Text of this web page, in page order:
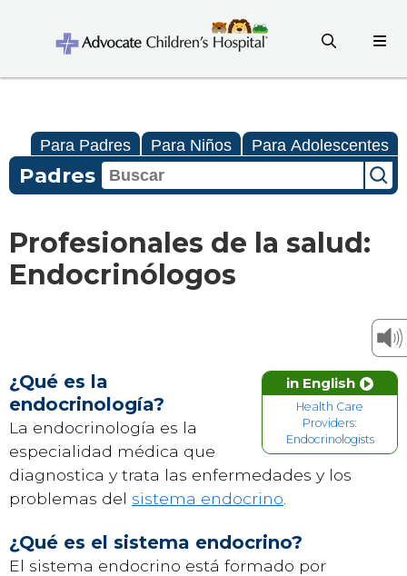
Para Padres Para Niños Para Adolescentes
Padres
Profesionales de la salud:
Endocrinólogos
in English
Health Care
Providers:
Endocrinologists
¿Qué es la
endocrinología?
La endocrinología es la
especialidad médica que
diagnostica y trata las enfermedades y los
problemas del sistema endocrino
¿Qué es el sistema endocrino?
El sistema endocrino está formado por